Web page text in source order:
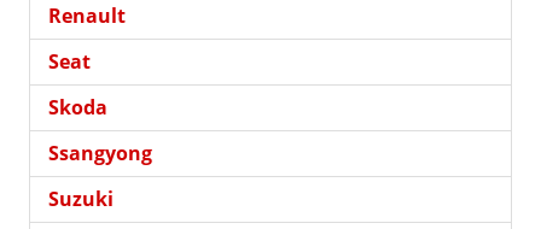
Renault
Seat
Skoda
Ssangyong
Suzuki